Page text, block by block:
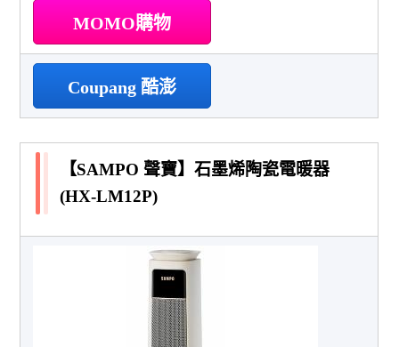
MOMO購物
Coupang 酷澎
【SAMPO 聲寶】石墨烯陶瓷電暖器
(HX-LM12P)